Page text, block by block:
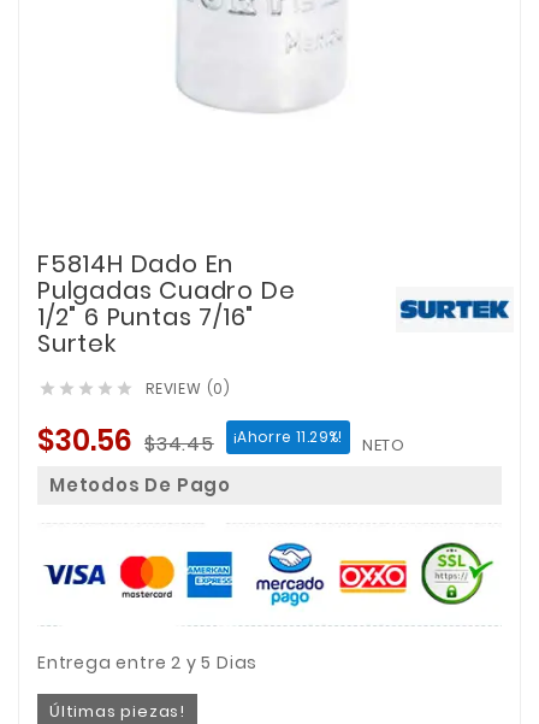
F5814H Dado En
Pulgadas Cuadro De
1/2" 6 Puntas 7/16"
Surtek
     REVIEW (0)
$30.56 $34.45 ¡Ahorre 11.29%! NETO
Metodos De Pago
Entrega entre 2 y 5 Dias
Últimas piezas!